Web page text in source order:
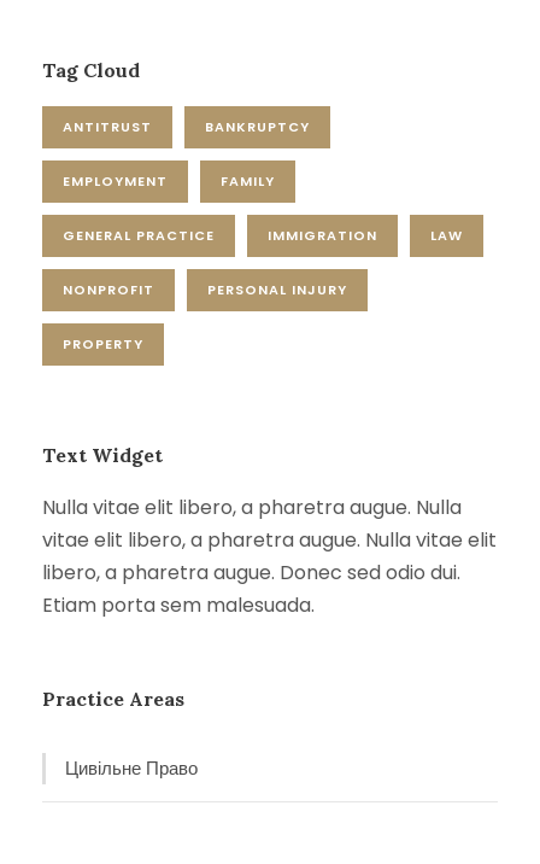
Tag Cloud
ANTITRUST BANKRUPTCY
EMPLOYMENT FAMILY
GENERAL PRACTICE IMMIGRATION LAW
NONPROFIT PERSONAL INJURY
PROPERTY
Text Widget
Nulla vitae elit libero, a pharetra augue. Nulla
vitae elit libero, a pharetra augue. Nulla vitae elit
libero, a pharetra augue. Donec sed odio dui.
Etiam porta sem malesuada.
Practice Areas
Цивільне Право